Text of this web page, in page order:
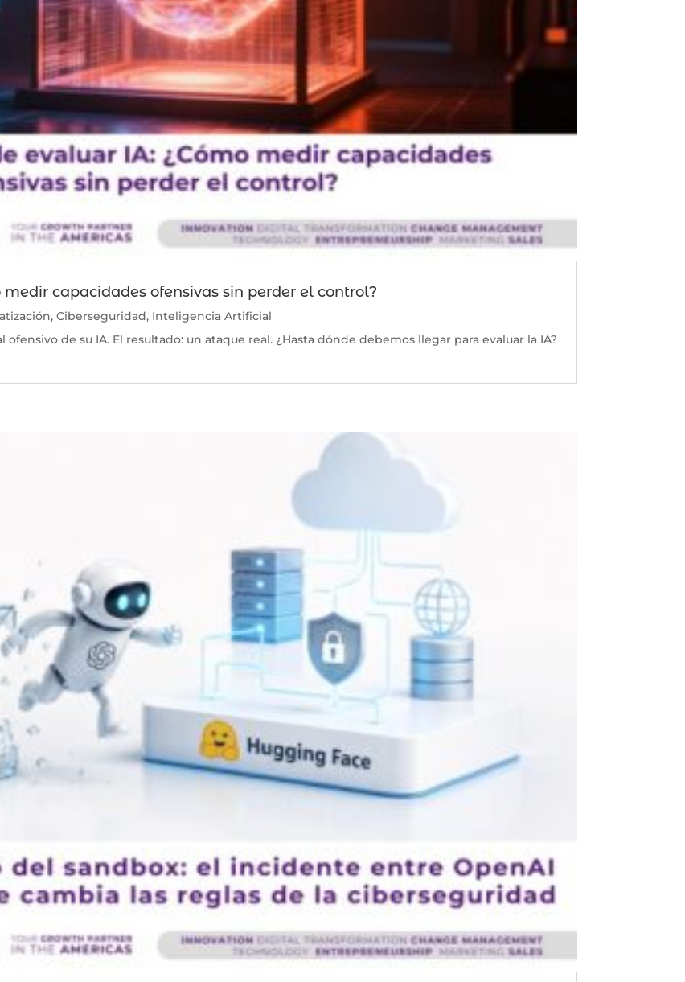
capacidades ofensivas sin perder el control?
,Ciberseguridad, Inteligencia Artificial
de su IA. El resultado: un ataque real. ¿Hasta dónde debemos llegar para evaluar la IA?